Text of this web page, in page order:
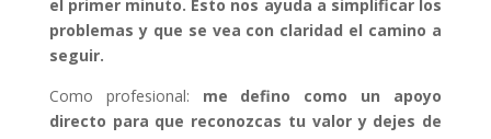
el primer minuto. Esto nos ayuda a simplificar los
problemas y que se vea con claridad el camino a
seguir.
Como profesional: me defino como un apoyo
directo para que reconozcas tu valor y dejes de